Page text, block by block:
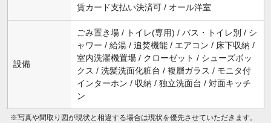
賃カード支払い決済可 / オール洋室
設備
ごみ置き場 / トイレ(専用) / バス・トイレ別 / シ
ャワー / 給湯 / 追焚機能 / エアコン / 床下収納 /
室内洗濯機置場 / クローゼット / シューズボッ
クス / 洗髪洗面化粧台 / 複層ガラス / モニタ付
インターホン / 収納 / 独立洗面台 / 対面キッチ
ン
※写真や間取り図が現状と相違する場合は現状を優先させていただきます。